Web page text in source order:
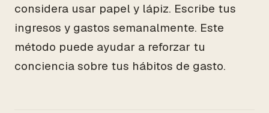
considera usar papel y lápiz. Escribe tus
ingresos y gastos semanalmente. Este
método puede ayudar a reforzar tu
conciencia sobre tus hábitos de gasto.